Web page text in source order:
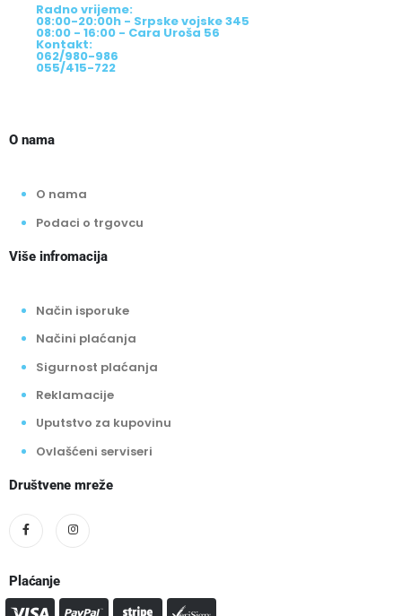
Radno vrijeme:
08:00-20:00h - Srpske vojske 345
08:00 - 16:00 - Cara Uroša 56
Kontakt:
062/980-986
055/415-722
O nama
O nama
Podaci o trgovcu
Više infromacija
Način isporuke
Načini plaćanja
Sigurnost plaćanja
Reklamacije
Uputstvo za kupovinu
Ovlašćeni serviseri
Društvene mreže
Plaćanje